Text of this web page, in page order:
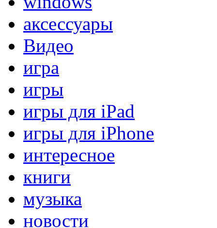
аксессуары
Видео
игра
игры
игры для iPad
игры для iPhone
интересное
книги
музыка
новости